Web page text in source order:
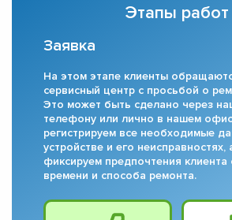
Этапы работ
Заявка
На этом этапе клиенты
сервисный центр с просьбой о
Это может быть сделано через
телефону или лично в нашем
регистрируем все необходимые
устройстве и его неисправностях,
фиксируем предпочтения клиента
времени и способа ремонта.